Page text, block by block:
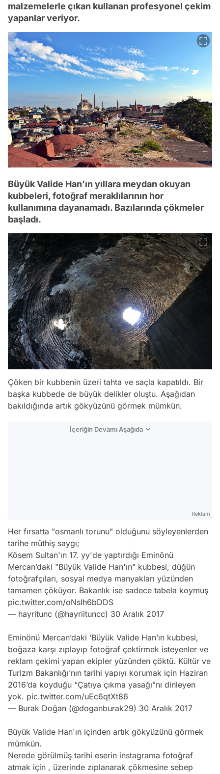
malzemelerle çıkan kullanan profesyonel çekim
yapanlar veriyor.
Büyük Valide Han’ın yıllara meydan okuyan
kubbeleri, fotoğraf meraklılarının hor
kullanımına dayanamadı. Bazılarında çökmeler
başladı.
Çöken bir kubbenin üzeri tahta ve saçla kapatıldı. Bir
başka kubbede de büyük delikler oluştu. Aşağıdan
bakıldığında artık gökyüzünü görmek mümkün.
İçeriğin Devamı Aşağıda
Reklam
Her fırsatta "osmanlı torunu" olduğunu söyleyenlerden
tarihe müthiş saygı;
Kösem Sultan'ın 17. yy'de yaptırdığı Eminönü
Mercan’daki "Büyük Valide Han'ın" kubbesi, düğün
fotoğrafçıları, sosyal medya manyakları yüzünden
tamamen çöküyor. Bakanlık ise sadece tabela koymuş
pic.twitter.com/oNsIh6bDDS
— hayritunc (@hayriituncc) 30 Aralık 2017
Eminönü Mercan’daki ’Büyük Valide Han’ın kubbesi,
boğaza karşı zıplayıp fotoğraf çektirmek isteyenler ve
reklam çekimi yapan ekipler yüzünden çöktü. Kültür ve
Turizm Bakanlığı’nın tarihi yapıyı korumak için Haziran
2016’da koyduğu “Çatıya çıkma yasağı”nı dinleyen
yok. pic.twitter.com/uEc6qtXt86
— Burak Doğan (@doganburak29) 30 Aralık 2017
Büyük Valide Han'ın içinden artık gökyüzünü görmek
mümkün.
Nerede görülmüş tarihi eserin instagrama fotoğraf
atmak için , üzerinde zıplanarak çökmesine sebep